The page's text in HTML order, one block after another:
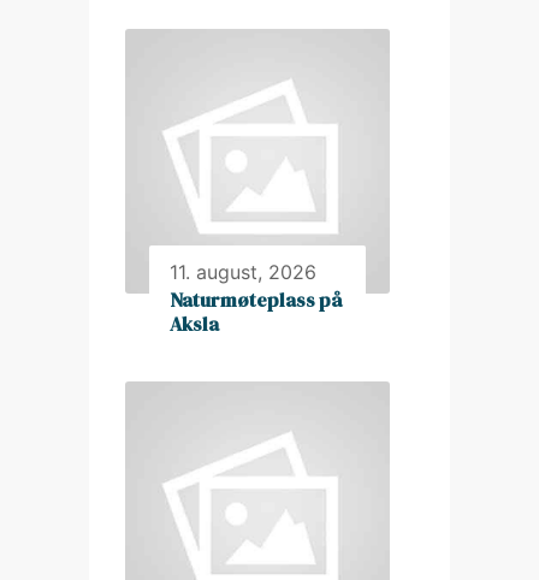
11. august, 2026
Naturmøteplass på
Aksla